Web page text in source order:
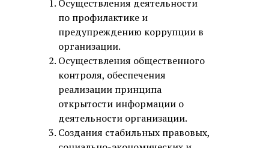
Осуществления деятельности
по профилактике и
предупреждению коррупции в
организации.
Осуществления общественного
контроля, обеспечения
реализации принципа
открытости информации о
деятельности организации.
Создания стабильных правовых,